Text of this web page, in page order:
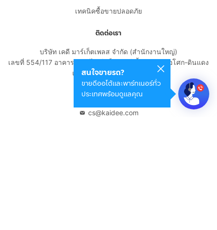
สนใจขายรถ?
ขายดีออโต้และพาร์ทเนอร์ทั่ว
ประเทศพร้อมดูแลคุณ
เทคนิคซื้อขายปลอดภัย
ติดต่อเรา
บริษัท เคดี มาร์เก็ตเพลส จำกัด (สำนักงานใหญ่)
เลขที่ 554/117 อาคารสกายไนน์ เซ็นเตอร์ ชั้น 22 ถนนอโศก-ดินแดง
แขวงดินแดง เขตดินแดง
กรุงเทพมหานคร 10400
cs@kaidee.com